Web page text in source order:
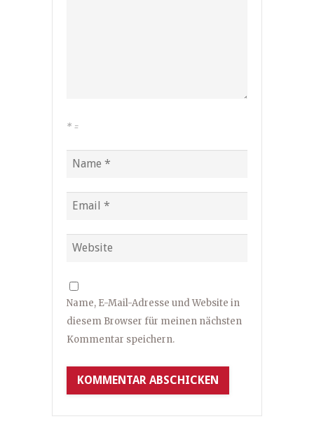
* =
Name, E-Mail-Adresse und Website in
diesem Browser für meinen nächsten
Kommentar speichern.